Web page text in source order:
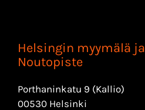
Helsingin myymälä ja
Noutopiste
Porthaninkatu 9 (Kallio)
00530 Helsinki